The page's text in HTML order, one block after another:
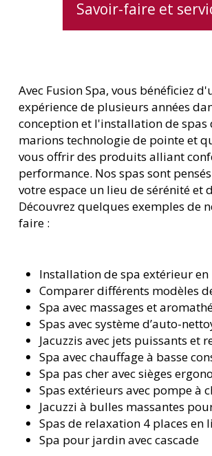
Savoir-faire et
Avec Fusion Spa, vous bénéficiez
expérience de plusieurs années
conception et l'installation de spas
marions technologie de pointe et
vous offrir des produits alliant
performance. Nos spas sont
votre espace un lieu de sérénité et
Découvrez quelques exemples de
faire :
Installation de spa extérieur en
Comparer différents modèles
Spa avec massages et
Spas avec système d’auto-
Jacuzzis avec jets puissants et
Spa avec chauffage à basse
Spa pas cher avec sièges
Spas extérieurs avec pompe à
Jacuzzi à bulles massantes
Spas de relaxation 4 places en
Spa pour jardin avec cascade